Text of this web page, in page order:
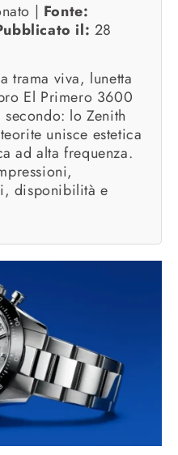
| Fonte:
il: 28
trama viva, lunetta
El Primero 3600
lo Zenith
unisce estetica
ad alta frequenza.
disponibilità e